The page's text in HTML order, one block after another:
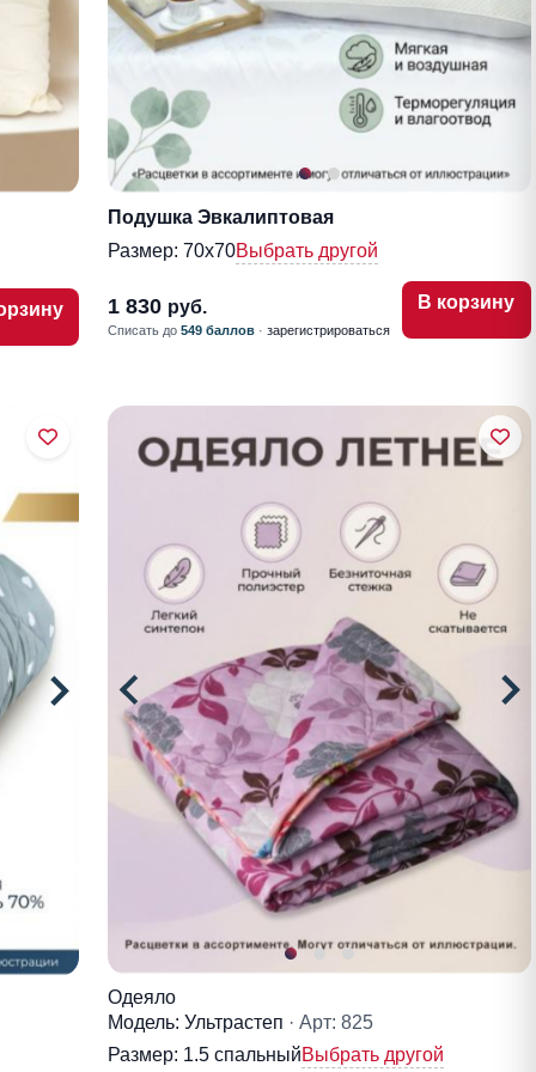
Подушка Эвкалиптовая
Размер:70х70Выбрать другой
1 830 руб.
Списать до549 баллов ·зарегистрироваться
В корзину
Одеяло
Модель: Ультрастеп · Арт: 825
Размер: 1.5 спальныйВыбрать другой